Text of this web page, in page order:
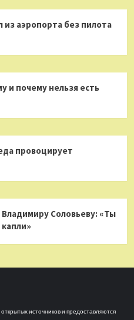
аэропорта без пилота
и почему нельзя есть
провоцирует
Соловьеву: «Ты
источников и предоставляются